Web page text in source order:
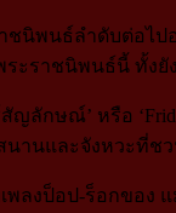
นิพนธ์ลำดับต่อไปอ
ะราชนิพนธ์นี้ ทั้งยั
สัญลักษณ์’ หรือ
านและจังหวะที่ช
ลงป็อป-ร็อกของ แ